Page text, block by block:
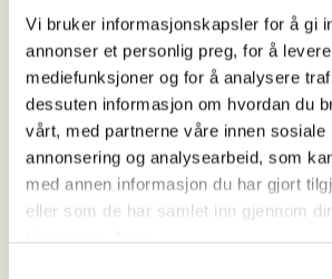
Vi bruker informasjonskapsler for å gi
annonser et personlig preg, for å
mediefunksjoner og for å analysere
dessuten informasjon om hvordan du
vårt, med partnerne våre innen sosiale
annonsering og analysearbeid, som
med annen informasjon du har gjort
eller som de har samlet inn gjennom
Kontaktperson
https://92233948
lasse.jenssen@gmail.com
Introjakt på Vestlandet/Bergens
PÅMELDING: Ring eller send e-
arrangøransvarlige for påmelding